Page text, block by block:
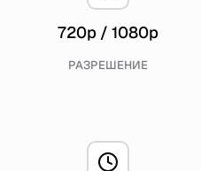
720p / 1080p
РАЗРЕШЕНИЕ